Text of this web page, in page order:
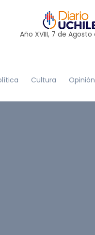
Año XVIII, 7 de Agosto
Cultura Opinión